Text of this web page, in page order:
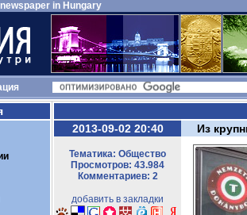
in Hungary
2013-09-02 20:40
Тематика: Общество
Просмотров: 43.984
Комментариев: 2
добавить в закладки
Из